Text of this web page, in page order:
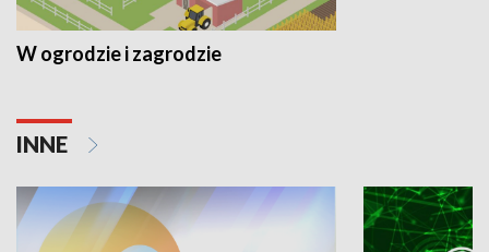
W ogrodzie i zagrodzie
INNE